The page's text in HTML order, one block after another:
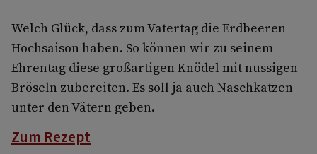
Welch Glück, dass zum Vatertag die Erdbeeren
Hochsaison haben. So können wir zu seinem
Ehrentag diese großartigen Knödel mit nussigen
Bröseln zubereiten. Es soll ja auch Naschkatzen
unter den Vätern geben.
Zum Rezept